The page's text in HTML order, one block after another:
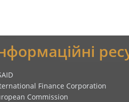
Finance Corporation
Commission